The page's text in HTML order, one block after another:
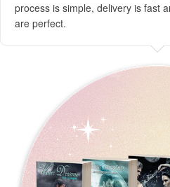
process is simple, delivery is fast
are perfect.